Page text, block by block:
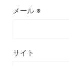
メール ※
サイト